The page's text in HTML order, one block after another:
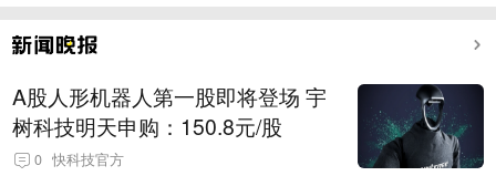
A股人形机器人第一股即将登场 宇
树科技明天申购：150.8元/股
0 快科技官方